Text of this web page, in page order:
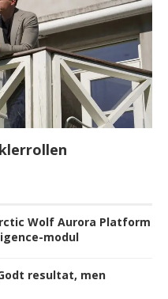
Wolf Aurora Platform
modul
resultat, men